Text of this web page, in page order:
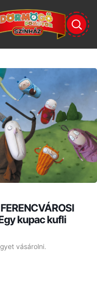
kupac kufli
vásárolni.